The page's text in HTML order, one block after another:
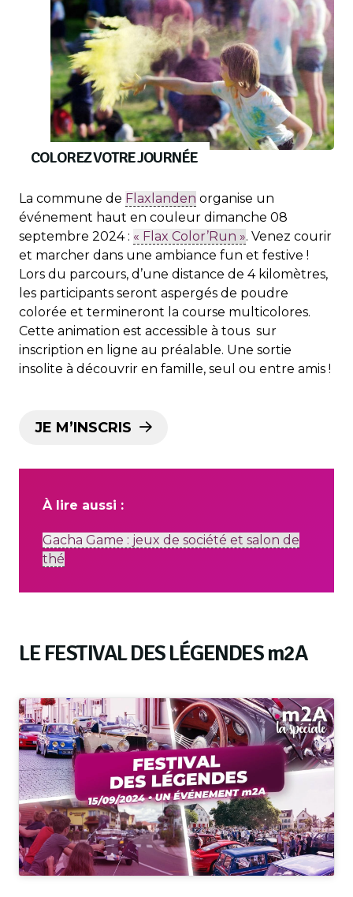
COLOREZ VOTRE JOURNÉE
La commune de Flaxlanden organise un
événement haut en couleur dimanche 08
septembre 2024 : « Flax Color’Run ». Venez courir
et marcher dans une ambiance fun et festive !
Lors du parcours, d’une distance de 4 kilomètres,
les participants seront aspergés de poudre
colorée et termineront la course multicolores.
Cette animation est accessible à tous sur
inscription en ligne au préalable. Une sortie
insolite à découvrir en famille, seul ou entre amis !
JE M’INSCRIS
À lire aussi :
Gacha Game : jeux de société et salon de
thé
LE FESTIVAL DES LÉGENDESm2A